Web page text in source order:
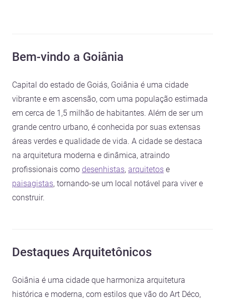
Bem-vindo a Goiânia
Capital do estado de Goiás, Goiânia é uma cidade
vibrante e em ascensão, com uma população estimada
em cerca de 1,5 milhão de habitantes. Além de ser um
grande centro urbano, é conhecida por suas extensas
áreas verdes e qualidade de vida. A cidade se destaca
na arquitetura moderna e dinâmica, atraindo
profissionais como desenhistas, arquitetos e
paisagistas, tornando-se um local notável para viver e
construir.
Destaques Arquitetônicos
Goiânia é uma cidade que harmoniza arquitetura
histórica e moderna, com estilos que vão do Art Déco,